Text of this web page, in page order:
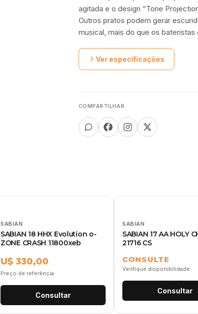
agitada e o design “Tone
Outros pratos podem gerar
musical, mais do que os bateristas
Ver especificações
COMPARTILHAR
SABIAN
SABIAN 18 HHX Evolution o-
ZONE CRASH 11800xeb
U$ 330,00
Preço de referência
Consultar
SABIAN
SABIAN 17 AA HOLY
21716 CS
CONSULTE
Verifique disponibilidade
Consultar